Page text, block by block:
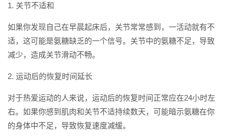
1. 关节不适和
如果你发现自己在早晨起床后，关节常常感到，一活动就有不
适，这可能是氨糖缺乏的一个信号。关节中的氨糖不足，导致
减少，造成关节滑动不畅。
2. 运动后的恢复时间延长
对于热爱运动的人来说，运动后的恢复时间正常应在24小时左
右。如果你感到肌肉和关节不适持续数天，可能暗示氨糖在你
的身体中不足，导致恢复速度减缓。